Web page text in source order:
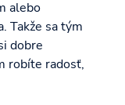
alebo
Takže sa tým
dobre
robíte radosť,